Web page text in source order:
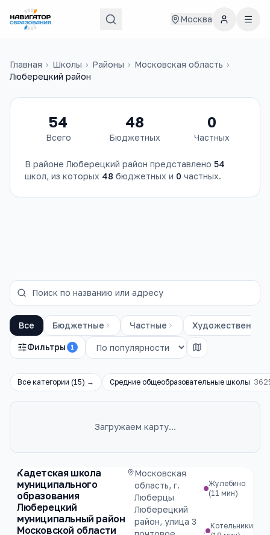
Москва
Главная › Школы › Районы › Московская область ›
Люберецкий район
54
Всего
48
Бюджетных
0
Частных
В районе Люберецкий район представлено 54
школ, из которых 48 бюджетных и 0 частных.
Все Бюджетные Частные Художественные
Фильтры 1
Все категории (15) → Средние общеобразовательные школы
Загружаем карту…
Кадетская школа
муниципального
образования
Люберецкий
муниципальный район
Московской области
Московская
область, г.
Люберцы
Люберецкий
район, улица 3
Жулебино
(11 мин)
,
Котельники